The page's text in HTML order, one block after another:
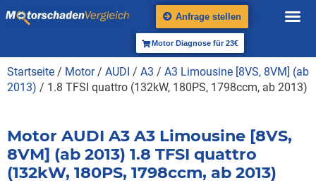
Anfrage stellen
Motor Diagnose für 23€
Startseite / Motor/ AUDI / A3 / A3 Limousine [8VS, 8VM] (ab
2013) / 1.8 TFSI quattro (132kW, 180PS, 1798ccm, ab 2013)
Motor AUDI A3 A3 Limousine [8VS,
8VM] (ab 2013) 1.8 TFSI quattro
(132kW, 180PS, 1798ccm, ab 2013)